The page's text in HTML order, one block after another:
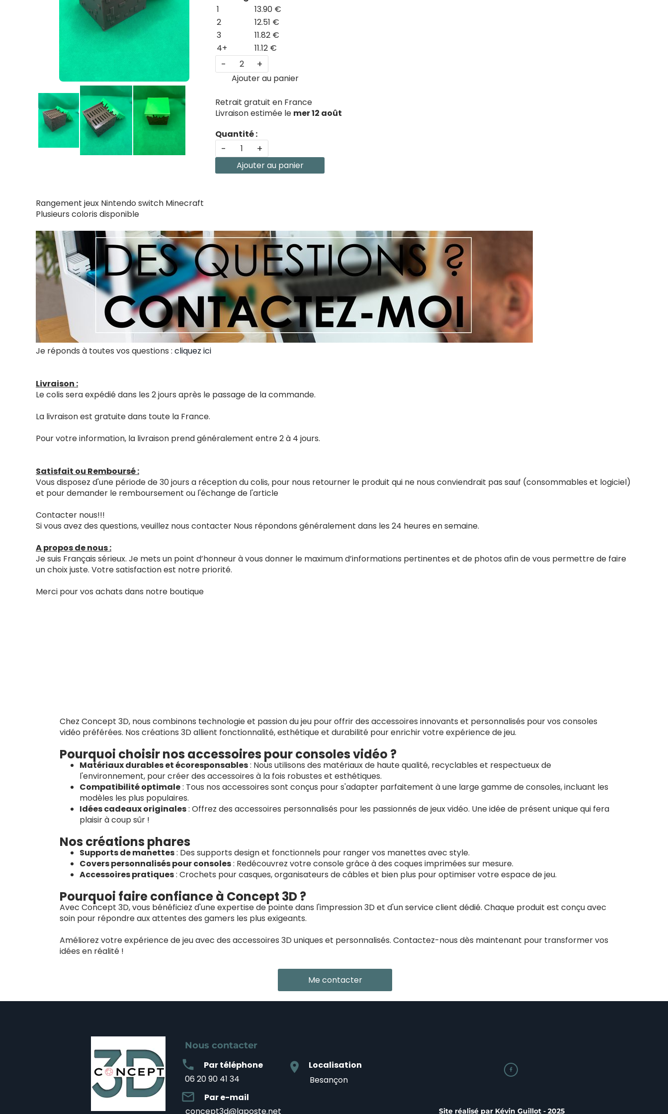

Nous contacter
mail_outline
concept3d@laposte.net
location_on
Besançon
Par e-mail
Localisation
06 20 90 41 34
local_phone Par téléphone
Site réalisé par Kévin Guillot - 2025
1
13.90 €
2
12.51 €
3
11.82 €
4+
11.12 €
- +
Ajouter au panier
Retrait gratuit en France
Livraison estimée le mer 12 août
Quantité :
- +
Ajouter au panier
Rangement jeux Nintendo switch Minecraft
Plusieurs coloris disponible
Je réponds à toutes vos questions : cliquez ici
Livraison :
Le colis sera expédié dans les 2 jours après le passage de la commande.
La livraison est gratuite dans toute la France.
Pour votre information, la livraison prend généralement entre 2 à 4 jours.
Satisfait ou Remboursé :
Vous disposez d'une période de 30 jours a réception du colis, pour nous retourner le produit qui ne nous conviendrait pas sauf (consommables et logiciel)
et pour demander le remboursement ou l'échange de l'article
Contacter nous!!!
Si vous avez des questions, veuillez nous contacter Nous répondons généralement dans les 24 heures en semaine.
A propos de nous :
Je suis Français sérieux. Je mets un point d’honneur à vous donner le maximum d’informations pertinentes et de photos afin de vous permettre de faire
un choix juste. Votre satisfaction est notre priorité.
Merci pour vos achats dans notre boutique
Chez Concept 3D, nous combinons technologie et passion du jeu pour offrir des accessoires innovants et personnalisés pour vos consoles
vidéo préférées. Nos créations 3D allient fonctionnalité, esthétique et durabilité pour enrichir votre expérience de jeu.
Pourquoi choisir nos accessoires pour consoles vidéo ?
Matériaux durables et écoresponsables: Nous utilisons des matériaux de haute qualité, recyclables et respectueux de
l'environnement, pour créer des accessoires à la fois robustes et esthétiques.
Compatibilité optimale: Tous nos accessoires sont conçus pour s'adapter parfaitement à une large gamme de consoles, incluant les
modèles les plus populaires.
Idées cadeaux originales: Offrez des accessoires personnalisés pour les passionnés de jeux vidéo. Une idée de présent unique qui fera
plaisir à coup sûr !
Nos créations phares
Supports de manettes: Des supports design et fonctionnels pour ranger vos manettes avec style.
Covers personnalisés pour consoles: Redécouvrez votre console grâce à des coques imprimées sur mesure.
Accessoires pratiques: Crochets pour casques, organisateurs de câbles et bien plus pour optimiser votre espace de jeu.
Pourquoi faire confiance à Concept 3D ?
Avec Concept 3D, vous bénéficiez d'une expertise de pointe dans l'impression 3D et d'un service client dédié. Chaque produit est conçu avec
soin pour répondre aux attentes des gamers les plus exigeants.
Améliorez votre expérience de jeu avec des accessoires 3D uniques et personnalisés. Contactez-nous dès maintenant pour transformer vos
idées en réalité !
Me contacter